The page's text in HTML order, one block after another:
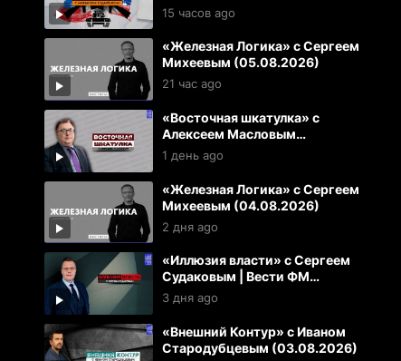
15 часов ago
«Железная Логика» с Сергеем
Михеевым (05.08.2026)
21 час ago
«Восточная шкатулка» с
Алексеем Масловым
(04.08.2026)
1 день ago
«Железная Логика» с Сергеем
Михеевым (04.08.2026)
2 дня ago
«Иллюзия власти» с Сергеем
Судаковым | Вести ФМ
(03.08.2026)
3 дня ago
«Внешний Контур» с Иваном
Стародубцевым (03.08.2026)